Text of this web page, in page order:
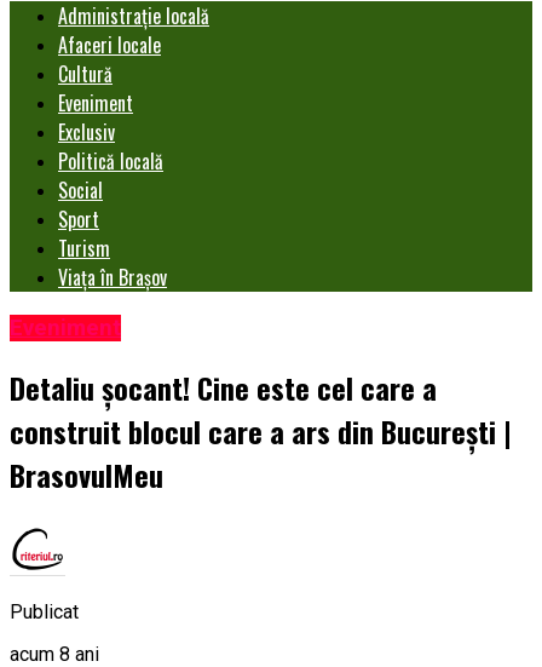
Administrație locală
Afaceri locale
Cultură
Eveniment
Exclusiv
Politică locală
Social
Sport
Turism
Viața în Brașov
Eveniment
Detaliu șocant! Cine este cel care a
construit blocul care a ars din București |
BrasovulMeu
Publicat
acum 8 ani